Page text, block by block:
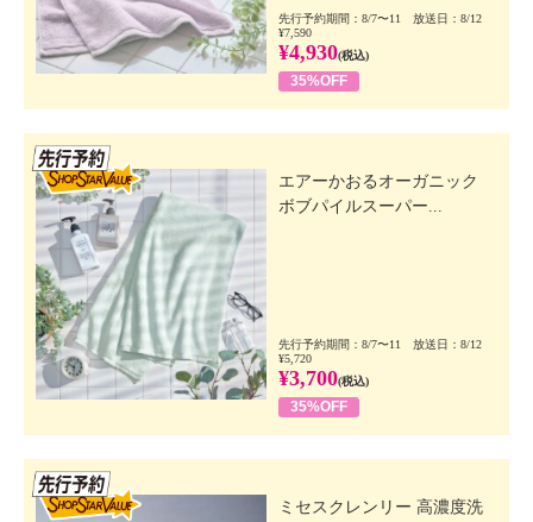
先行予約期間：8/7〜11 放送日：8/12
¥7,590
¥4,930(税込)
35%OFF
エアーかおるオーガニック
ボブパイルスーパー...
先行予約期間：8/7〜11 放送日：8/12
¥5,720
¥3,700(税込)
35%OFF
ミセスクレンリー 高濃度洗